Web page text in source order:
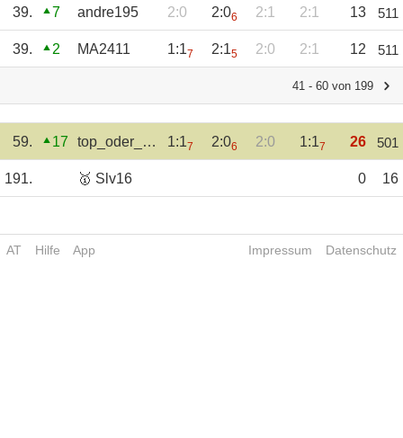
39. 7 andre195 2:0 2:06 2:1 2:1 13 511
39. 2 MA2411 1:17 2:15 2:0 2:1 12 511
41 - 60 von 199
59. 17 top_oder_flop 1:17 2:06 2:0 1:17 26 501
191. 🥇 Slv16 0 16
AT Hilfe App Impressum Datenschutz